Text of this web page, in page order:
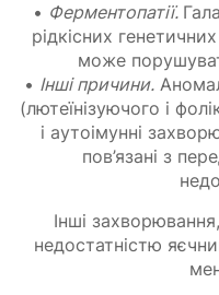
• Ферментопатії.
рідкісних
може
• Інші причини.
(лютеїнізуючого і
і аутоімунні
пов’язані з
Інші
недостатністю